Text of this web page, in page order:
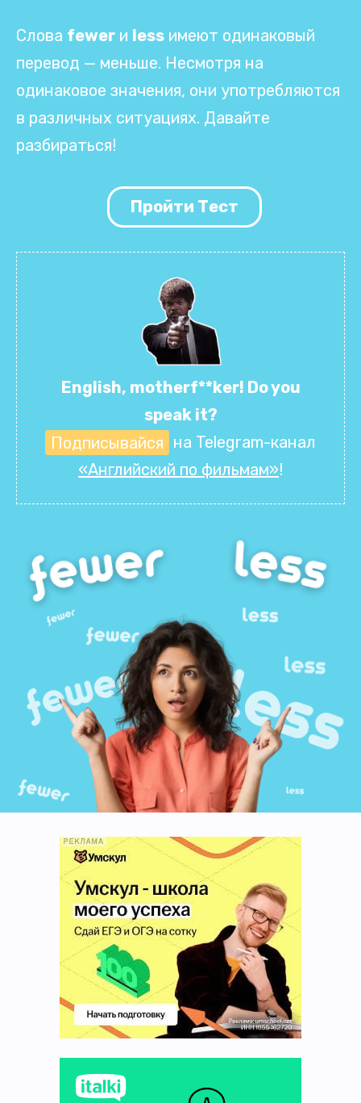
Слова fewer и less имеют одинаковый
перевод — меньше. Несмотря на
одинаковое значения, они употребляются
в различных ситуациях. Давайте
разбираться!
Пройти Тест
English, motherf**ker! Do you
speak it?
Подписывайся на Telegram-канал
«Английский по фильмам»!